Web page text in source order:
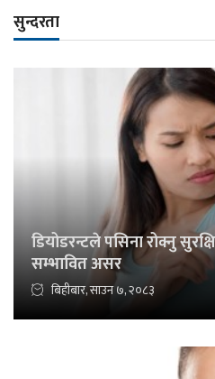
सुन्दरता
डियोडरन्टले पसिना रोक्नु
सम्भावित असर
बिहीबार, साउन ७, २०८३